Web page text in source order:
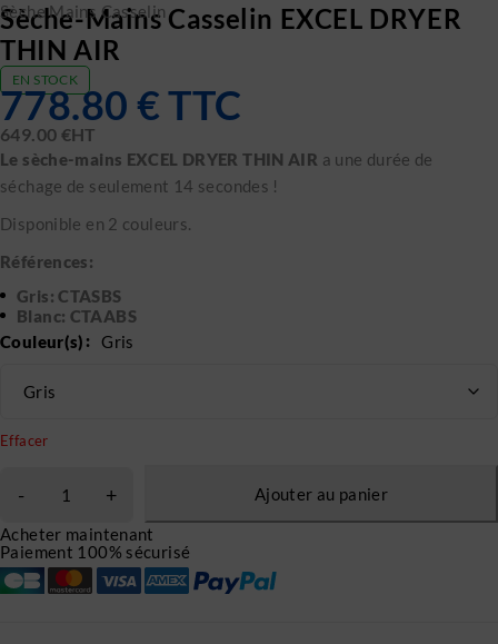
Sèche Mains Casselin
Sèche-Mains Casselin EXCEL DRYER
THIN AIR
EN STOCK
778.80 €TTC
649.00 €HT
Le sèche-mains EXCEL DRYER THIN AIR a une durée de
séchage de seulement 14 secondes !
Disponible en 2 couleurs.
Références:
Gris: CTASBS
Blanc: CTAABS
Couleur(s)
Gris
Effacer
Ajouter au panier
Acheter maintenant
Paiement 100% sécurisé